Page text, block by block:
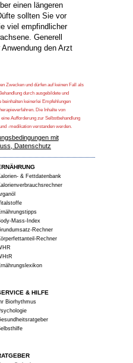
einen längeren
sollten Sie vor
viel empfindlicher
Generell
den Arzt
Zwecken und dürfen auf keinen Fall als
durch ausgebildete und
beinhalten keinerlei Empfehlungen
Die Inhalte von
Aufforderung zur Selbstbehandlung
-medikation verstanden werden.
mit
Datenschutz
& Fettdatenbank
Mass-Index
Rechner
Rechner
& HILFE
Ihr Biorhythmus